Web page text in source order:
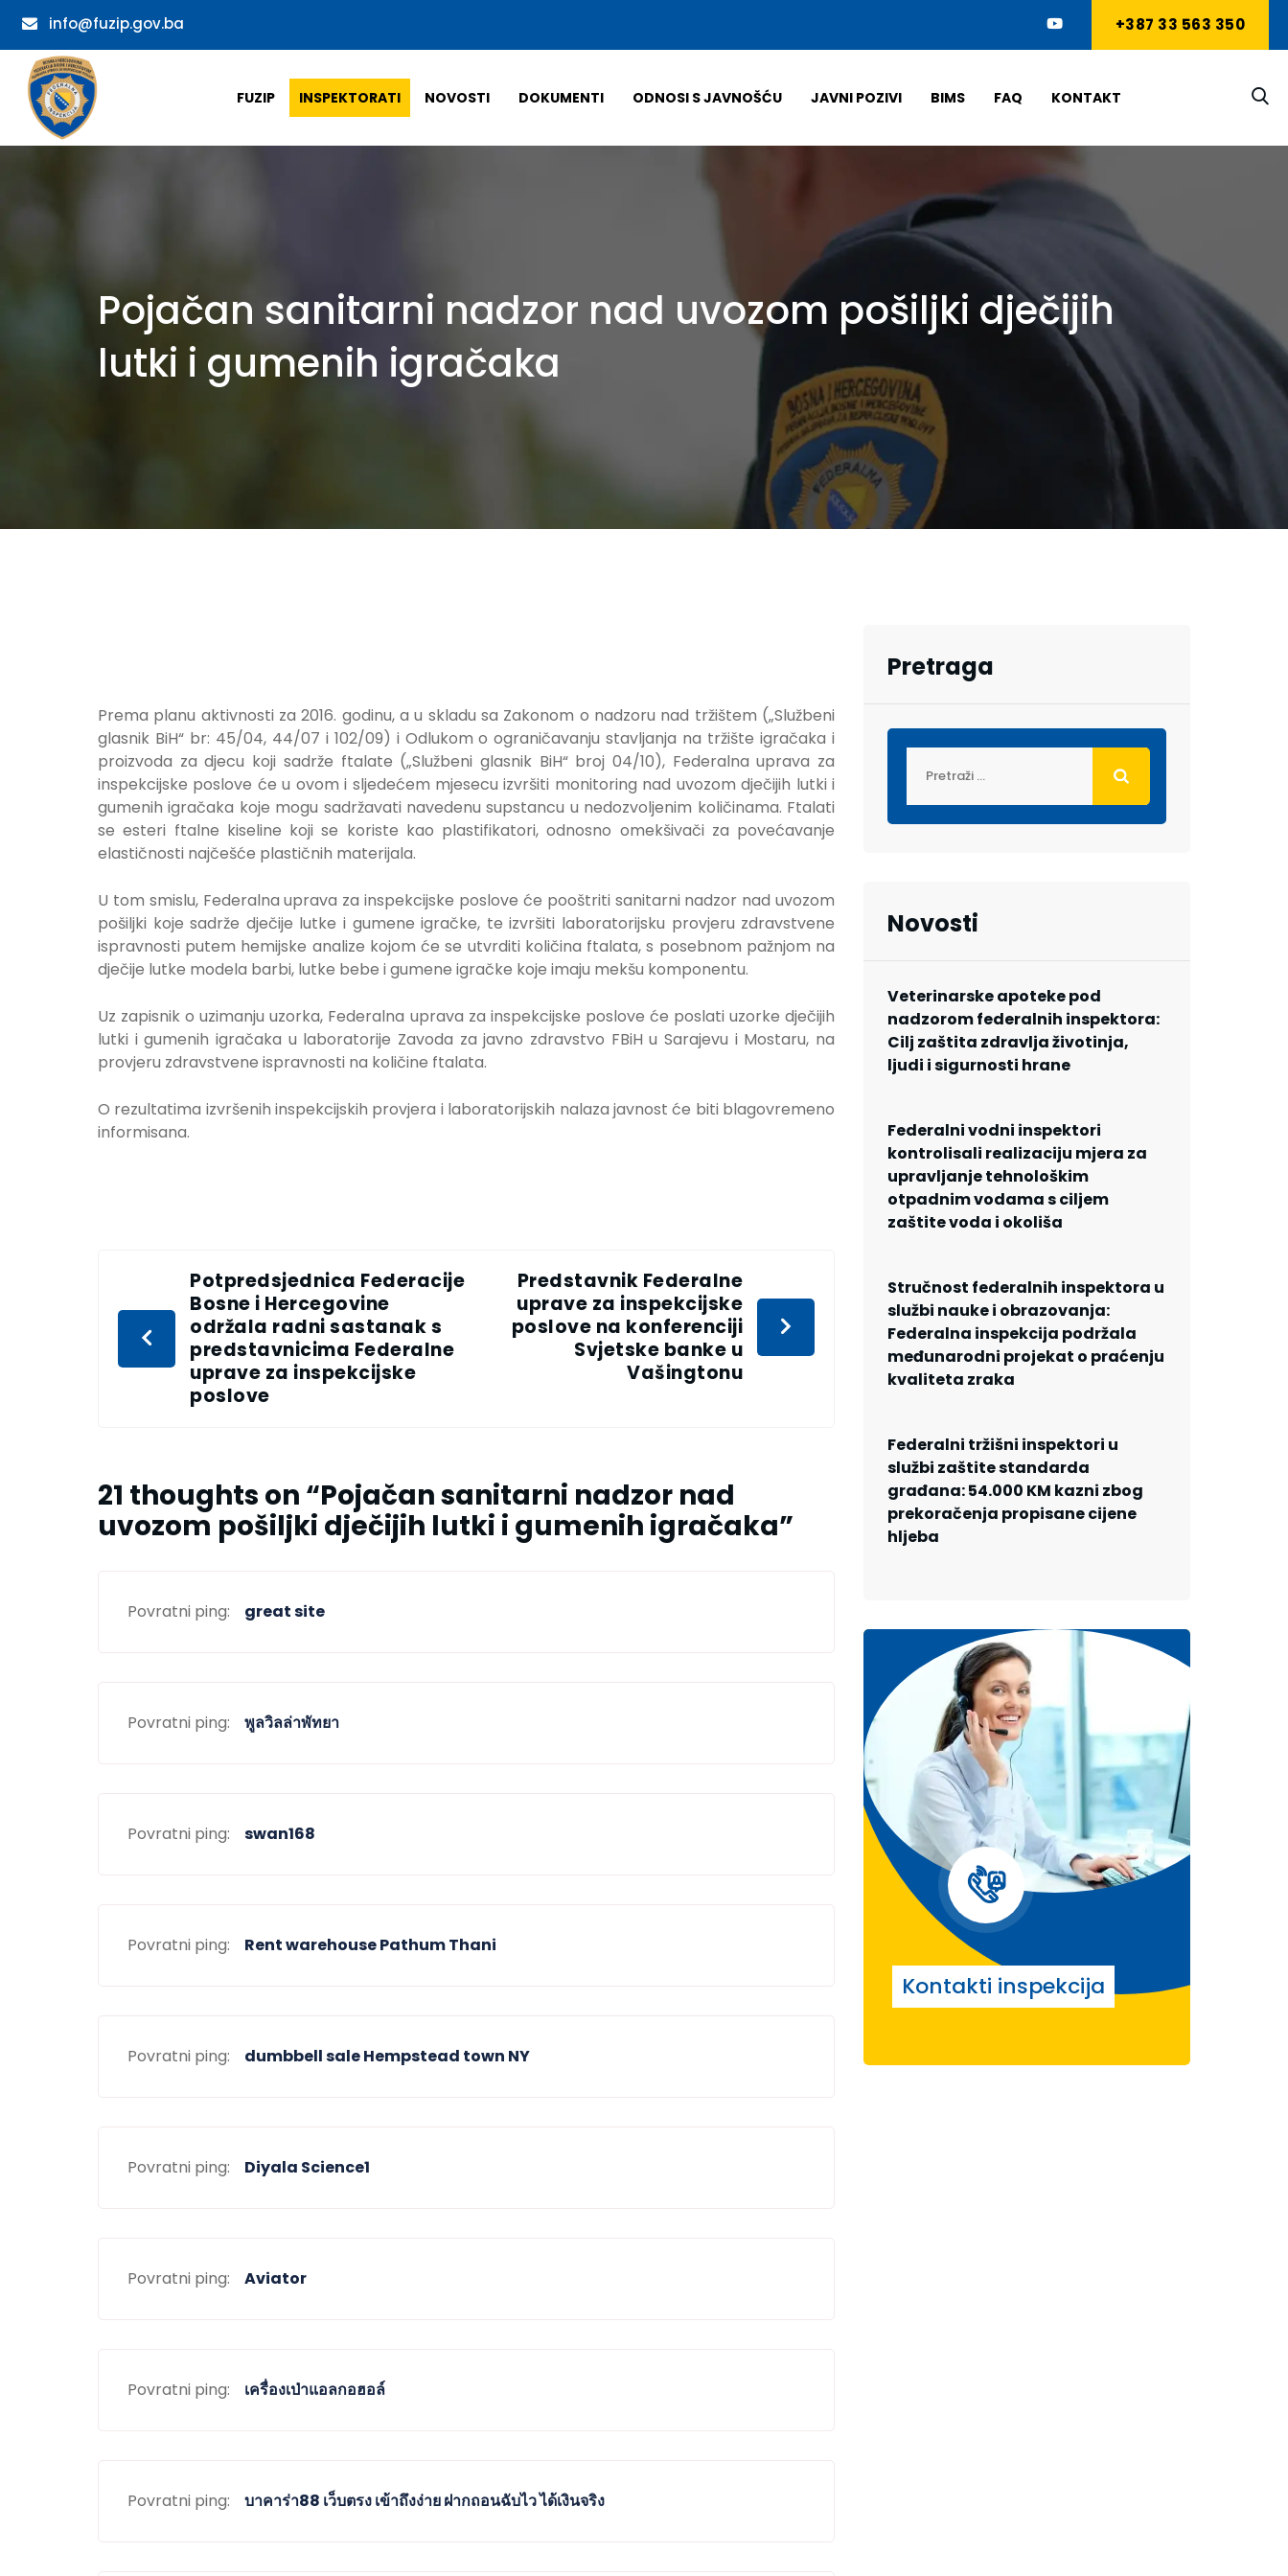
info@fuzip.gov.ba +387 33 563 350
FUZIP INSPEKTORATI NOVOSTI DOKUMENTI ODNOSI S JAVNOŠĆU JAVNI POZIVI BIMS FAQ KONTAKT
Pojačan sanitarni nadzor nad uvozom pošiljki dječijih
lutki i gumenih igračaka
Prema planu aktivnosti za 2016. godinu, a u skladu sa Zakonom o nadzoru nad tržištem („Službeni
glasnik BiH“ br: 45/04, 44/07 i 102/09) i Odlukom o ograničavanju stavljanja na tržište igračaka i
proizvoda za djecu koji sadrže ftalate („Službeni glasnik BiH“ broj 04/10), Federalna uprava za
inspekcijske poslove će u ovom i sljedećem mjesecu izvršiti monitoring nad uvozom dječijih lutki i
gumenih igračaka koje mogu sadržavati navedenu supstancu u nedozvoljenim količinama. Ftalati
se esteri ftalne kiseline koji se koriste kao plastifikatori, odnosno omekšivači za povećavanje
elastičnosti najčešće plastičnih materijala.
U tom smislu, Federalna uprava za inspekcijske poslove će pooštriti sanitarni nadzor nad uvozom
pošiljki koje sadrže dječije lutke i gumene igračke, te izvršiti laboratorijsku provjeru zdravstvene
ispravnosti putem hemijske analize kojom će se utvrditi količina ftalata, s posebnom pažnjom na
dječije lutke modela barbi, lutke bebe i gumene igračke koje imaju mekšu komponentu.
Uz zapisnik o uzimanju uzorka, Federalna uprava za inspekcijske poslove će poslati uzorke dječijih
lutki i gumenih igračaka u laboratorije Zavoda za javno zdravstvo FBiH u Sarajevu i Mostaru, na
provjeru zdravstvene ispravnosti na količine ftalata.
O rezultatima izvršenih inspekcijskih provjera i laboratorijskih nalaza javnost će biti blagovremeno
informisana.
Potpredsjednica Federacije
Bosne i Hercegovine
održala radni sastanak s
predstavnicima Federalne
uprave za inspekcijske
poslove
Predstavnik Federalne
uprave za inspekcijske
poslove na konferenciji
Svjetske banke u
Vašingtonu
21 thoughts on “Pojačan sanitarni nadzor nad
uvozom pošiljki dječijih lutki i gumenih igračaka”
Povratni ping: great site
Povratni ping: พูลวิลล่าพัทยา
Povratni ping: swan168
Povratni ping: Rent warehouse Pathum Thani
Povratni ping: dumbbell sale Hempstead town NY
Povratni ping: Diyala Science1
Povratni ping: Aviator
Povratni ping: เครื่องเป่าแอลกอฮอล์
Povratni ping: บาคาร่า88 เว็บตรง เข้าถึงง่าย ฝากถอนฉับไว ได้เงินจริง
Pretraga
Novosti
Veterinarske apoteke pod
nadzorom federalnih inspektora:
Cilj zaštita zdravlja životinja,
ljudi i sigurnosti hrane
Federalni vodni inspektori
kontrolisali realizaciju mjera za
upravljanje tehnološkim
otpadnim vodama s ciljem
zaštite voda i okoliša
Stručnost federalnih inspektora u
službi nauke i obrazovanja:
Federalna inspekcija podržala
međunarodni projekat o praćenju
kvaliteta zraka
Federalni tržišni inspektori u
službi zaštite standarda
građana: 54.000 KM kazni zbog
prekoračenja propisane cijene
hljeba
Kontakti inspekcija